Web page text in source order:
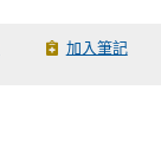
加入筆記